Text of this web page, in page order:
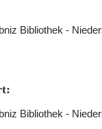
Bibliothek -
Bibliothek -